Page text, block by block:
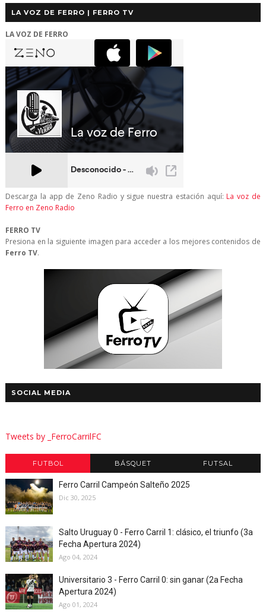
LA VOZ DE FERRO | FERRO TV
LA VOZ DE FERRO
Descarga la app de Zeno Radio y sigue nuestra estación aquí: La voz de
Ferro en Zeno Radio
FERRO TV
Presiona en la siguiente imagen para acceder a los mejores contenidos de
Ferro TV.
SOCIAL MEDIA
Tweets by _FerroCarrilFC
FUTBOL BÁSQUET FUTSAL
Ferro Carril Campeón Salteño 2025
Dic 30, 2025
Salto Uruguay 0 - Ferro Carril 1: clásico, el triunfo (3a
Fecha Apertura 2024)
Ago 04, 2024
Universitario 3 - Ferro Carril 0: sin ganar (2a Fecha
Apertura 2024)
Ago 01, 2024